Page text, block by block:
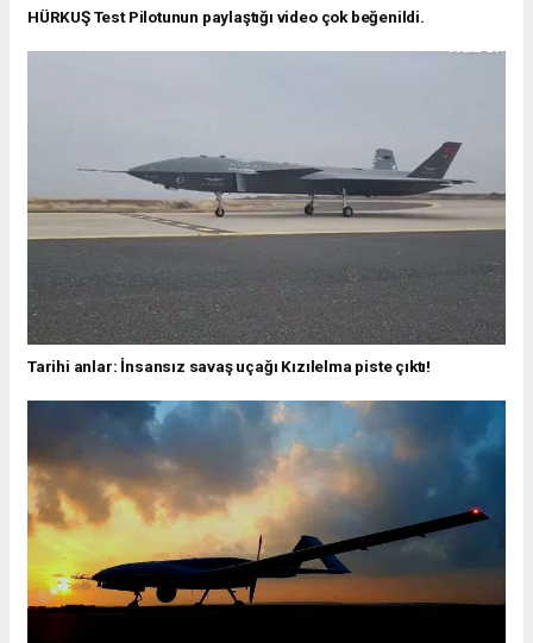
HÜRKUŞ Test Pilotunun paylaştığı video çok beğenildi.
Tarihi anlar: İnsansız savaş uçağı Kızılelma piste çıktı!